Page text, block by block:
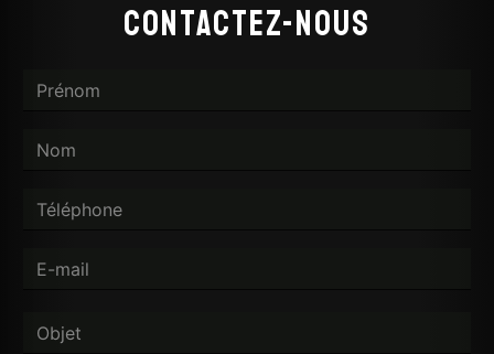
Contactez-nous